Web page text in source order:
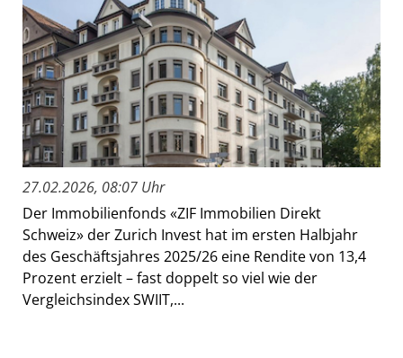
27.02.2026, 08:07 Uhr
Der Immobilienfonds «ZIF Immobilien Direkt
Schweiz» der Zurich Invest hat im ersten Halbjahr
des Geschäftsjahres 2025/26 eine Rendite von 13,4
Prozent erzielt – fast doppelt so viel wie der
Vergleichsindex SWIIT,...